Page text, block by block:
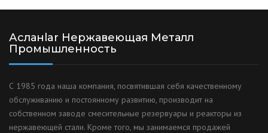
Асланlar Нержавеющая Металл
Промышленность
С 1985 года наша компания, посвятившая себя качественному
обслуживанию и постоянному развитию, производит на
собственном заводе смесительные резервуары и реакторы из
нержавеющей стали. Кроме того, мы занимаемся продажей